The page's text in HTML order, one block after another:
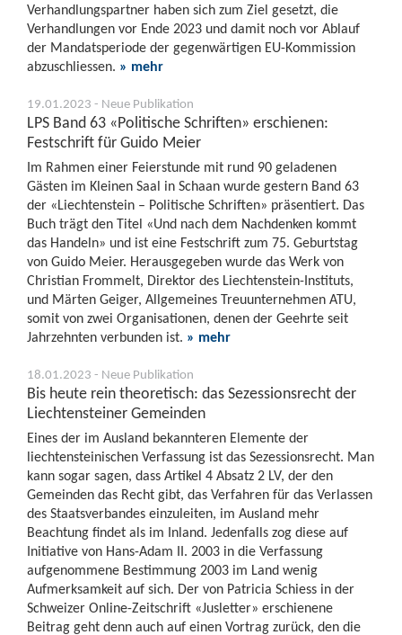
Verhandlungspartner haben sich zum Ziel gesetzt, die
Verhandlungen vor Ende 2023 und damit noch vor Ablauf
der Mandatsperiode der gegenwärtigen EU-Kommission
abzuschliessen. » mehr
19.01.2023 - Neue Publikation
LPS Band 63 «Politische Schriften» erschienen:
Festschrift für Guido Meier
Im Rahmen einer Feierstunde mit rund 90 geladenen
Gästen im Kleinen Saal in Schaan wurde gestern Band 63
der «Liechtenstein – Politische Schriften» präsentiert. Das
Buch trägt den Titel «Und nach dem Nachdenken kommt
das Handeln» und ist eine Festschrift zum 75. Geburtstag
von Guido Meier. Herausgegeben wurde das Werk von
Christian Frommelt, Direktor des Liechtenstein-Instituts,
und Märten Geiger, Allgemeines Treuunternehmen ATU,
somit von zwei Organisationen, denen der Geehrte seit
Jahrzehnten verbunden ist. » mehr
18.01.2023 - Neue Publikation
Bis heute rein theoretisch: das Sezessionsrecht der
Liechtensteiner Gemeinden
Eines der im Ausland bekannteren Elemente der
liechtensteinischen Verfassung ist das Sezessionsrecht. Man
kann sogar sagen, dass Artikel 4 Absatz 2 LV, der den
Gemeinden das Recht gibt, das Verfahren für das Verlassen
des Staatsverbandes einzuleiten, im Ausland mehr
Beachtung findet als im Inland. Jedenfalls zog diese auf
Initiative von Hans-Adam II. 2003 in die Verfassung
aufgenommene Bestimmung 2003 im Land wenig
Aufmerksamkeit auf sich. Der von Patricia Schiess in der
Schweizer Online-Zeitschrift «Jusletter» erschienene
Beitrag geht denn auch auf einen Vortrag zurück, den die